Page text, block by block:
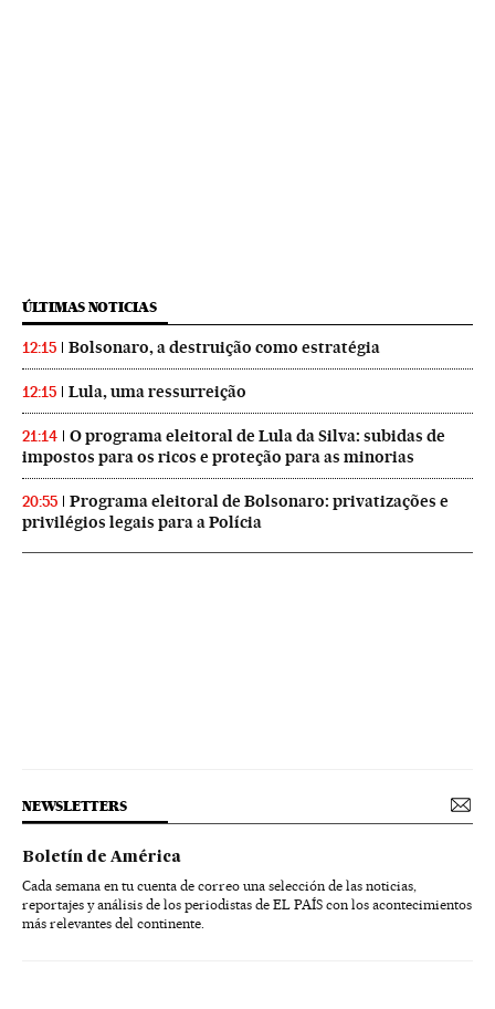
ÚLTIMAS NOTICIAS
12:15 Bolsonaro, a destruição como estratégia
12:15 Lula, uma ressurreição
21:14
O programa eleitoral de Lula da Silva: subidas de
impostos para os ricos e proteção para as minorias
20:55
Programa eleitoral de Bolsonaro: privatizações e
privilégios legais para a Polícia
NEWSLETTERS
Boletín de América
Cada semana en tu cuenta de correo una selección de las noticias,
reportajes y análisis de los periodistas de EL PAÍS con los acontecimientos
más relevantes del continente.